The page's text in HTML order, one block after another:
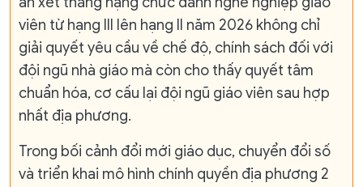
viên từ hạng III lên hạng II năm 2026 không chỉ
giải quyết yêu cầu về chế độ, chính sách đối với
đội ngũ nhà giáo mà còn cho thấy quyết tâm
chuẩn hóa, cơ cấu lại đội ngũ giáo viên sau hợp
nhất địa phương.
Trong bối cảnh đổi mới giáo dục, chuyển đổi số
và triển khai mô hình chính quyền địa phương 2